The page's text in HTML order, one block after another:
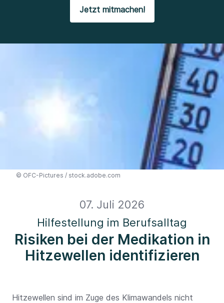
Jetzt mitmachen!
07. Juli 2026
Hilfestellung im Berufsalltag
Risiken bei der Medikation in
Hitzewellen identifizieren
© OFC-Pictures / stock.adobe.com
Hitzewellen sind im Zuge des Klimawandels nicht